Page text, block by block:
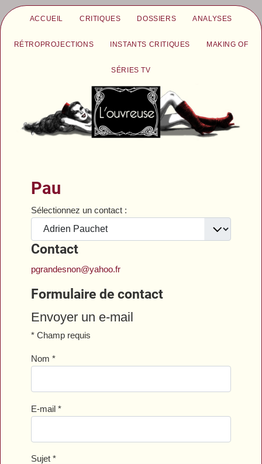
ACCUEIL CRITIQUES DOSSIERS ANALYSES
RÉTROPROJECTIONS INSTANTS CRITIQUES MAKING OF
SÉRIES TV
Pau
Sélectionnez un contact :
Contact
pgrandesnon@yahoo.fr
Formulaire de contact
Envoyer un e-mail
* Champ requis
Nom *
E-mail *
Sujet *